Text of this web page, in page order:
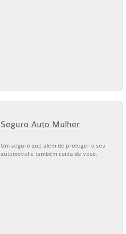
Seguro Auto Mulher
Um seguro que além de proteger o seu
automóvel e também cuida de você.